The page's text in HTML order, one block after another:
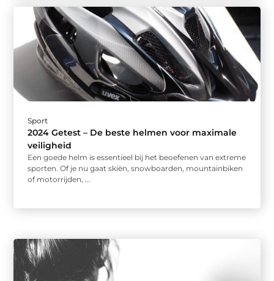
Sport
2024 Getest – De beste helmen voor maximale
veiligheid
Een goede helm is essentieel bij het beoefenen van extreme
sporten. Of je nu gaat skiën, snowboarden, mountainbiken
of motorrijden, ...